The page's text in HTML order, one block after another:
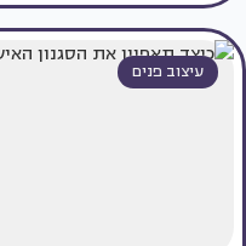
עיצוב פנים